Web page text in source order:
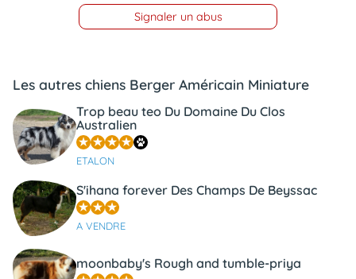
Signaler un abus
Les autres chiens Berger Américain Miniature
Trop beau teo Du Domaine Du Clos
Australien
ETALON
S'ihana forever Des Champs De Beyssac
A VENDRE
moonbaby's Rough and tumble-priya